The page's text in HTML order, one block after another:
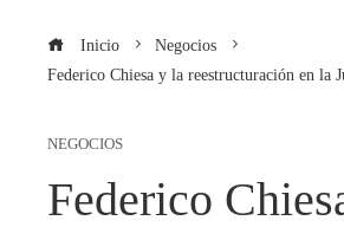
Inicio
Negocios
Federico Chiesa y la reestructuración en la
NEGOCIOS
Federico